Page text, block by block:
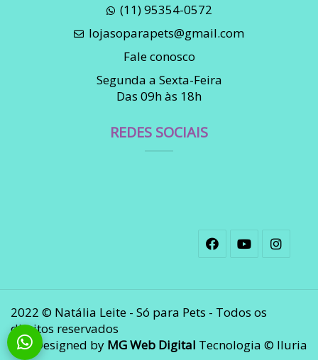
(11) 95354-0572
lojasoparapets@gmail.com
Fale conosco
Segunda a Sexta-Feira
Das 09h às 18h
REDES SOCIAIS
2022 © Natália Leite - Só para Pets - Todos os
direitos reservados
Designed by MG Web Digital Tecnologia © Iluria